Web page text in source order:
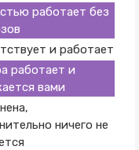
работает без
и работает
работает и
вами
ничего не